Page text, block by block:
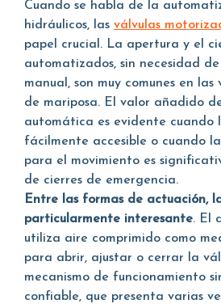
Cuando se habla de la
hidráulicos, las válvulas
papel crucial. La apertura y el
automatizados, sin necesidad
manual, son muy comunes en
de mariposa. El valor añadido
automática es evidente cuando
fácilmente accesible o cuando
para el movimiento es
de cierres de emergencia.
Entre las formas de actuación,
particularmente interesante. El
utiliza aire comprimido como
para abrir, ajustar o cerrar la
mecanismo de funcionamiento
confiable, que presenta varias